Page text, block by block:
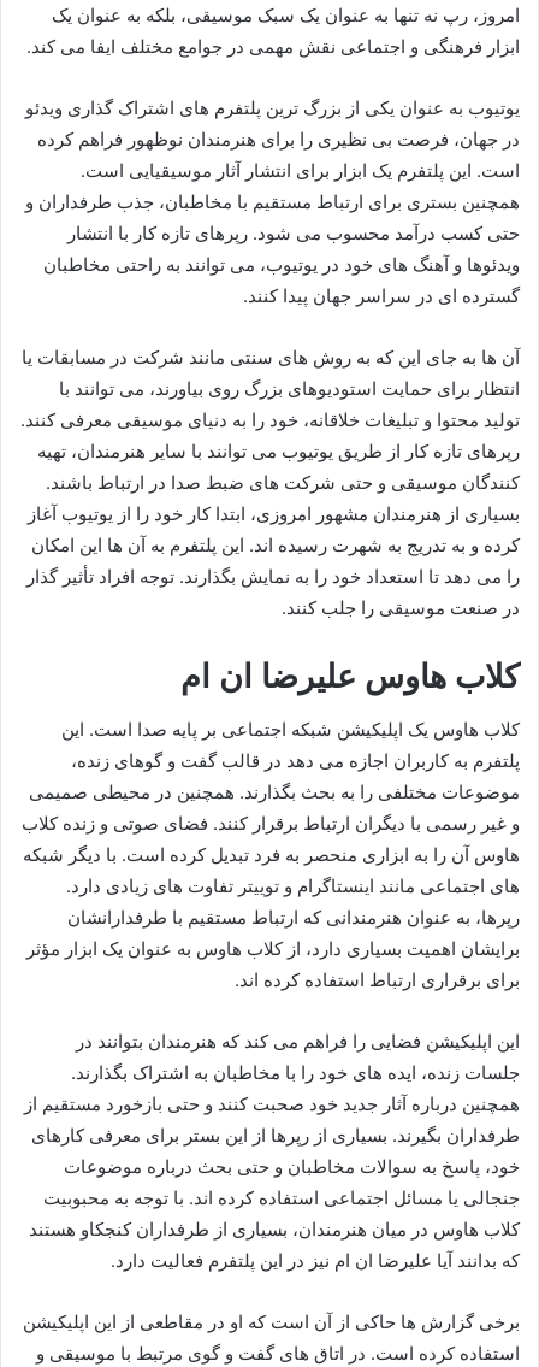
امروز، رپ نه تنها به‌ عنوان یک سبک موسیقی، بلکه به‌ عنوان یک
ابزار فرهنگی و اجتماعی نقش مهمی در جوامع مختلف ایفا می‌ کند.
یوتیوب به‌ عنوان یکی از بزرگ‌ ترین پلتفرم‌ های اشتراک‌ گذاری ویدئو
در جهان، فرصت بی‌ نظیری را برای هنرمندان نوظهور فراهم کرده
است. این پلتفرم یک ابزار برای انتشار آثار موسیقیایی است.
همچنین بستری برای ارتباط مستقیم با مخاطبان، جذب طرفداران و
حتی کسب درآمد محسوب می‌ شود. رپرهای تازه‌ کار با انتشار
ویدئوها و آهنگ‌ های خود در یوتیوب، می‌ توانند به راحتی مخاطبان
گسترده‌ ای در سراسر جهان پیدا کنند.
آن‌ ها به جای این‌ که به روش‌ های سنتی مانند شرکت در مسابقات یا
انتظار برای حمایت استودیوهای بزرگ روی بیاورند، می‌ توانند با
تولید محتوا و تبلیغات خلاقانه، خود را به دنیای موسیقی معرفی کنند.
رپرهای تازه‌ کار از طریق یوتیوب می‌ توانند با سایر هنرمندان، تهیه‌
کنندگان موسیقی و حتی شرکت‌ های ضبط صدا در ارتباط باشند.
بسیاری از هنرمندان مشهور امروزی، ابتدا کار خود را از یوتیوب آغاز
کرده و به‌ تدریج به شهرت رسیده‌ اند. این پلتفرم به آن‌ ها این امکان
را می‌ دهد تا استعداد خود را به نمایش بگذارند. توجه افراد تأثیر گذار
در صنعت موسیقی را جلب کنند.
کلاب هاوس علیرضا ان ام
کلاب‌ هاوس یک اپلیکیشن شبکه اجتماعی بر پایه صدا است. این
پلتفرم به کاربران اجازه می‌ دهد در قالب گفت‌ و گوهای زنده،
موضوعات مختلفی را به بحث بگذارند. همچنین در محیطی صمیمی
و غیر رسمی با دیگران ارتباط برقرار کنند. فضای صوتی و زنده کلاب‌
هاوس آن را به ابزاری منحصر به‌ فرد تبدیل کرده است. با دیگر شبکه‌
های اجتماعی مانند اینستاگرام و توییتر تفاوت‌ های زیادی دارد.
رپرها، به عنوان هنرمندانی که ارتباط مستقیم با طرفدارانشان
برایشان اهمیت بسیاری دارد، از کلاب‌ هاوس به عنوان یک ابزار مؤثر
برای برقراری ارتباط استفاده کرده‌ اند.
این اپلیکیشن فضایی را فراهم می‌ کند که هنرمندان بتوانند در
جلسات زنده، ایده‌ های خود را با مخاطبان به اشتراک بگذارند.
همچنین درباره آثار جدید خود صحبت کنند و حتی بازخورد مستقیم از
طرفداران بگیرند. بسیاری از رپرها از این بستر برای معرفی کارهای
خود، پاسخ به سوالات مخاطبان و حتی بحث درباره موضوعات
جنجالی یا مسائل اجتماعی استفاده کرده‌ اند. با توجه به محبوبیت
کلاب‌ هاوس در میان هنرمندان، بسیاری از طرفداران کنجکاو هستند
که بدانند آیا علیرضا ان‌ ام نیز در این پلتفرم فعالیت دارد.
برخی گزارش‌ ها حاکی از آن است که او در مقاطعی از این اپلیکیشن
استفاده کرده است. در اتاق‌ های گفت‌ و گوی مرتبط با موسیقی و